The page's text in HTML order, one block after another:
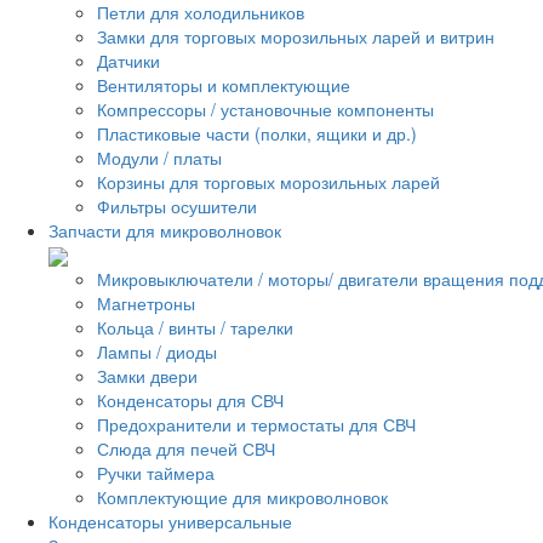
Петли для холодильников
Замки для торговых морозильных ларей и витрин
Датчики
Вентиляторы и комплектующие
Компрессоры / установочные компоненты
Пластиковые части (полки, ящики и др.)
Модули / платы
Корзины для торговых морозильных ларей
Фильтры осушители
Запчасти для микроволновок
Микровыключатели / моторы/ двигатели вращения
Магнетроны
Кольца / винты / тарелки
Лампы / диоды
Замки двери
Конденсаторы для СВЧ
Предохранители и термостаты для СВЧ
Слюда для печей СВЧ
Ручки таймера
Комплектующие для микроволновок
Конденсаторы универсальные